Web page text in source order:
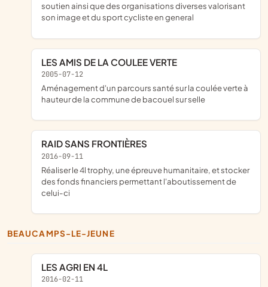
soutien ainsi que des organisations diverses valorisant
son image et du sport cycliste en general
LES AMIS DE LA COULEE VERTE
2005-07-12
aménagement d'un parcours santé sur la coulée verte à
hauteur de la commune de bacouel sur selle
RAID SANS FRONTIÈRES
2016-09-11
réaliser le 4l trophy, une épreuve humanitaire, et stocker
des fonds financiers permettant l'aboutissement de
celui-ci
BEAUCAMPS-LE-JEUNE
LES AGRI EN 4L
2016-02-11